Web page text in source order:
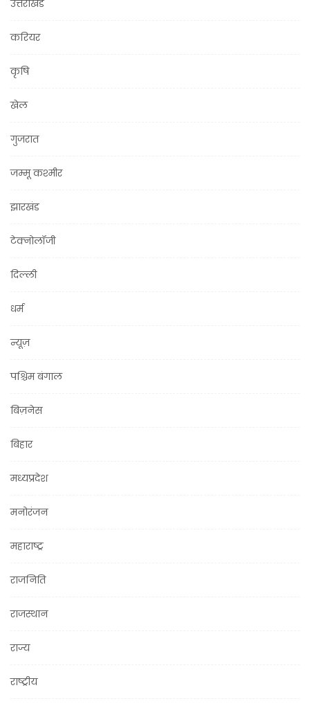
उत्तराखंड
करियर
कृषि
खेल
गुजरात
जम्मू कश्मीर
झारखंड
टेक्नोलॉजी
दिल्ली
धर्म
न्यूज़
पश्चिम बंगाल
बिज़नेस
बिहार
मध्यप्रदेश
मनोरंजन
महाराष्ट्र
राजनिति
राजस्थान
राज्य
राष्ट्रीय